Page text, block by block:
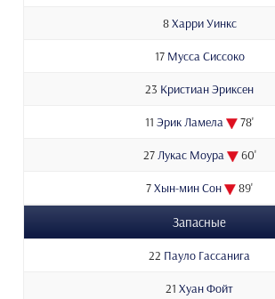
8Харри Уинкс
17 Мусса Сиссоко
23 Кристиан Эриксен
11 Эрик Ламела 78'
27Лукас Моура 60'
7Хын-мин Сон 89'
Запасные
22 Пауло Гассанига
21 Хуан Фойт